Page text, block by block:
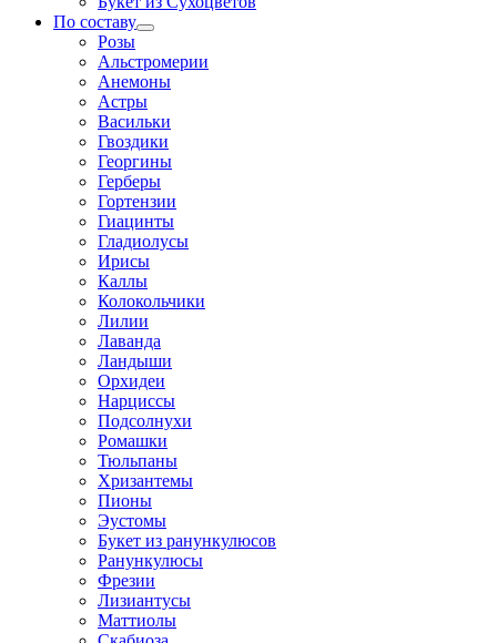
По составу
Розы
Альстромерии
Анемоны
Астры
Васильки
Гвоздики
Георгины
Герберы
Гортензии
Гиацинты
Гладиолусы
Ирисы
Каллы
Колокольчики
Лилии
Лаванда
Ландыши
Орхидеи
Нарциссы
Подсолнухи
Ромашки
Тюльпаны
Хризантемы
Пионы
Эустомы
Букет из ранункулюсов
Ранункулюсы
Фрезии
Лизиантусы
Маттиолы